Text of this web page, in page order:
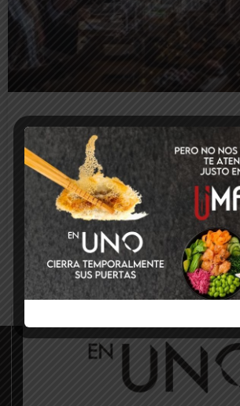
Ideas para una cena de
diferente: inspiración
LEER MÁS
5 de enero de 2026 No hay comentarios